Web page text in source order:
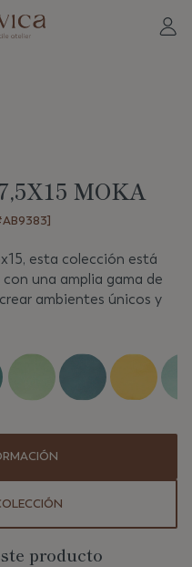
MOKA
esta colección está
una amplia gama de
ambientes únicos y
producto